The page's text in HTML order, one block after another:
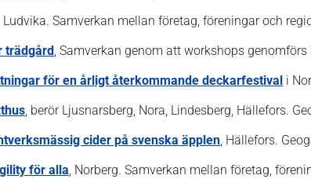
Ludvika. Samverkan mellan företag, föreningar och
trädgård, Samverkan genom att workshops
för en årligt återkommande deckarfestival i
, berör Ljusnarsberg, Nora, Lindesberg, Hällefors.
cider på svenska äpplen, Hällefors.
för alla, Norberg. Samverkan mellan företag,